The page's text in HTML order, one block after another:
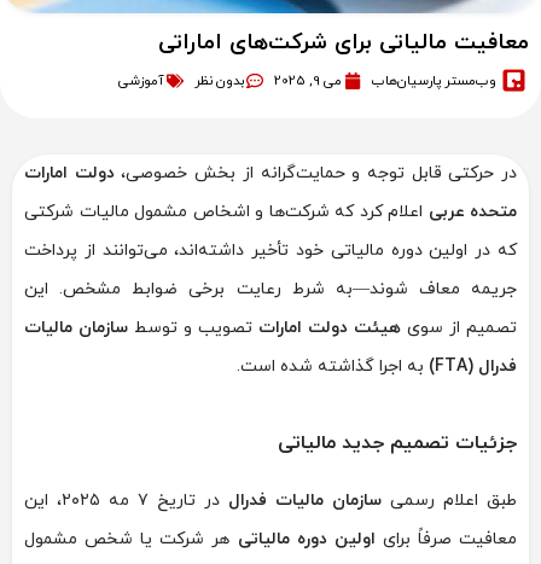
معافیت مالیاتی برای شرکت‌های اماراتی
وب‌مستر پارسیان‌هاب می 9, 2025 بدون نظر آموزشی
در حرکتی قابل توجه و حمایت‌گرانه از بخش خصوصی،دولت امارات
متحده عربی اعلام کرد که شرکت‌ها و اشخاص مشمول مالیات شرکتی
که در اولین دوره مالیاتی خود تأخیر داشته‌اند، می‌توانند از پرداخت
جریمه معاف شوند—به شرط رعایت برخی ضوابط مشخص. این
تصمیم از سوی هیئت دولت امارات تصویب و توسط سازمان مالیات
فدرال (FTA)
به اجرا گذاشته شده است.
جزئیات تصمیم جدید مالیاتی
طبق اعلام رسمی سازمان مالیات فدرال
در تاریخ ۷ مه ۲۰۲۵، این
معافیت صرفاً برای اولین دوره مالیاتی هر شرکت یا شخص مشمول